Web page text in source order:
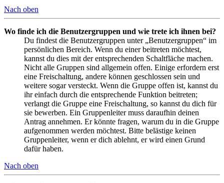
Nach oben
Wo finde ich die Benutzergruppen und wie trete ich ihnen bei?
Du findest die Benutzergruppen unter „Benutzergruppen“ im
persönlichen Bereich. Wenn du einer beitreten möchtest,
kannst du dies mit der entsprechenden Schaltfläche machen.
Nicht alle Gruppen sind allgemein offen. Einige erfordern erst
eine Freischaltung, andere können geschlossen sein und
weitere sogar versteckt. Wenn die Gruppe offen ist, kannst du
ihr einfach durch die entsprechende Funktion beitreten;
verlangt die Gruppe eine Freischaltung, so kannst du dich für
sie bewerben. Ein Gruppenleiter muss daraufhin deinen
Antrag annehmen. Er könnte fragen, warum du in die Gruppe
aufgenommen werden möchtest. Bitte belästige keinen
Gruppenleiter, wenn er dich ablehnt, er wird einen Grund
dafür haben.
Nach oben